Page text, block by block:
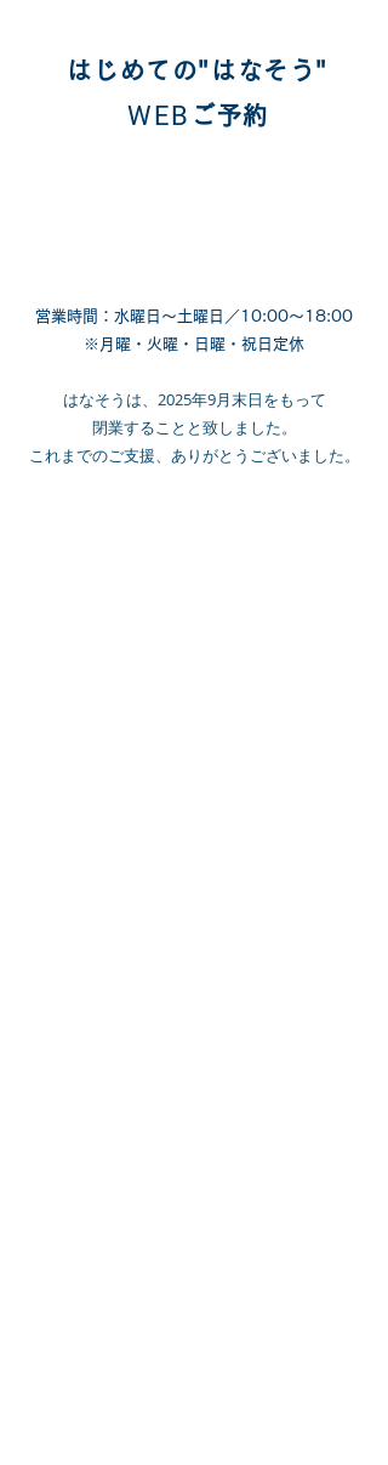
はじめての"はなそう"
WEB ご予約
営業時間：水曜日〜土曜日／10:00〜18:00
​※月曜・火曜・日曜・祝日定休
​はなそうは、2025年9月末日をもって
閉業することと致しました。
​これまでのご支援、ありがとうございました。